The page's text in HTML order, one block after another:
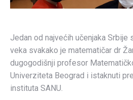
Jedan od najvećih učenjaka Srbije
veka svakako je matematičar dr
dugogodišnji profesor
Univerziteta Beograd i istaknuti
instituta SANU.